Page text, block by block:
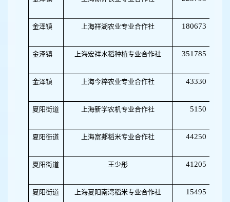
金泽镇 上海祥湖农业专业合作社 180673
金泽镇 上海宏祥水稻种植专业合作社 351785
金泽镇 上海今粹农业专业合作社 43330
夏阳街道 上海新学农机专业合作社 5150
夏阳街道 上海富郏稻米专业合作社 44250
夏阳街道 王少彤 41205
夏阳街道 上海夏阳南湾稻米专业合作社 15495